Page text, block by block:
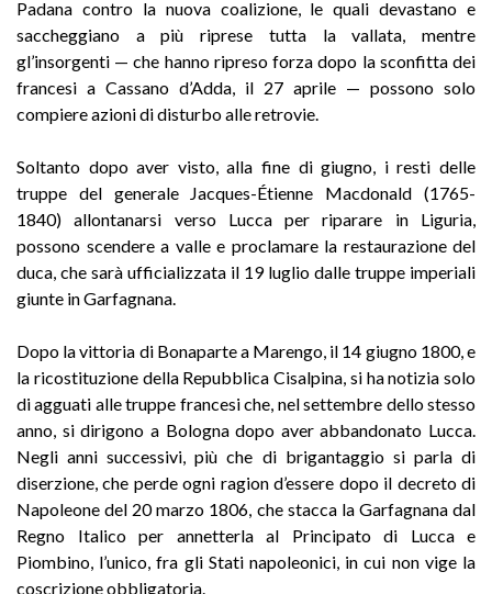
Padana contro la nuova coalizione, le quali devastano e
saccheggiano a più riprese tutta la vallata, mentre
gl’insorgenti — che hanno ripreso forza dopo la sconfitta dei
francesi a Cassano d’Adda, il 27 aprile — possono solo
compiere azioni di disturbo alle retrovie.
Soltanto dopo aver visto, alla fine di giugno, i resti delle
truppe del generale Jacques-Étienne Macdonald (1765-
1840) allontanarsi verso Lucca per riparare in Liguria,
possono scendere a valle e proclamare la restaurazione del
duca, che sarà ufficializzata il 19 luglio dalle truppe imperiali
giunte in Garfagnana.
Dopo la vittoria di Bonaparte a Marengo, il 14 giugno 1800, e
la ricostituzione della Repubblica Cisalpina, si ha notizia solo
di agguati alle truppe francesi che, nel settembre dello stesso
anno, si dirigono a Bologna dopo aver abbandonato Lucca.
Negli anni successivi, più che di brigantaggio si parla di
diserzione, che perde ogni ragion d’essere dopo il decreto di
Napoleone del 20 marzo 1806, che stacca la Garfagnana dal
Regno Italico per annetterla al Principato di Lucca e
Piombino, l’unico, fra gli Stati napoleonici, in cui non vige la
coscrizione obbligatoria